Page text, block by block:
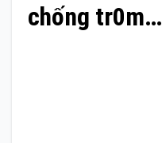
chống tr0m…